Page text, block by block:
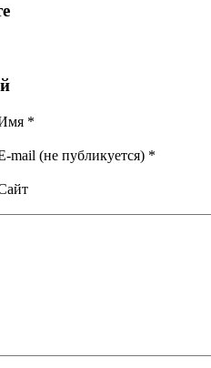
*
mail (не публикуется) *